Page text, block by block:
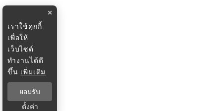
×
เราใช้คุกกี้
เพื่อให้
เว็บไซต์
ทำงานได้ดี
ขึ้น เพิ่มเติม
ยอมรับ
ตั้งค่า